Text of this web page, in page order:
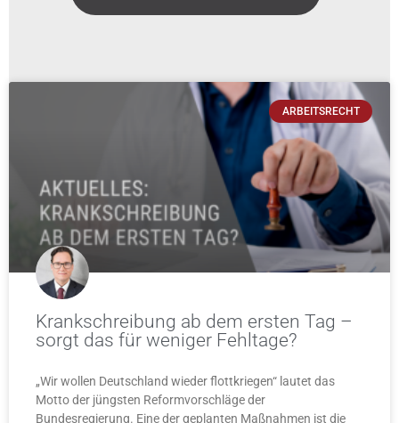
ARBEITSRECHT
Krankschreibung ab dem ersten Tag –
sorgt das für weniger Fehltage?
„Wir wollen Deutschland wieder flottkriegen“ lautet das
Motto der jüngsten Reformvorschläge der
Bundesregierung. Eine der geplanten Maßnahmen ist die